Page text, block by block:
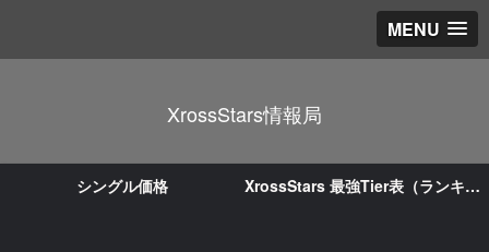
MENU
XrossStars情報局
シングル価格 XrossStars 最強Tier表（ランキング）｜LEADER/ACE評価と環境まとめ